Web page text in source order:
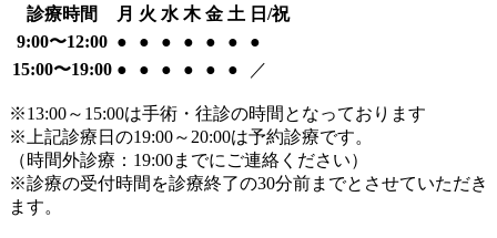
診療時間 月 火 水 木 金 土 日/祝
9:00〜12:00 ● ● ● ● ● ●
●
15:00〜19:00 ● ● ● ● ● ● ／
※13:00～15:00は手術・往診の時間となっております
※上記診療日の19:00～20:00は予約診療です。
（時間外診療：19:00までにご連絡ください）
※診療の受付時間を診療終了の30分前までとさせていただき
ます。